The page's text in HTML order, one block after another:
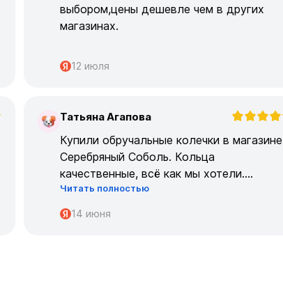
выбором,цены дешевле чем в других
магазинах.
12 июля
Т Татьяна Агапова
Купили обручальные колечки в магазине
Серебряный Соболь. Кольца
качественные, всё как мы хотели.
Огромрое спасибо персоналу за работу с
нами!
Спасибо
Читать полностью
14 июня